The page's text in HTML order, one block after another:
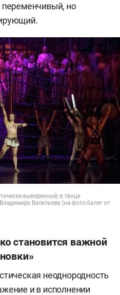
переменчивый, но
выверенный, в танце
Васильева (на фото балет от
становится важной
неоднородность
и в исполнении